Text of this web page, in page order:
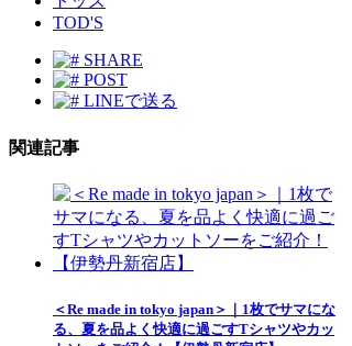
TOD'S
SHARE
POST
LINEで送る
関連記事
＜Re made in tokyo japan＞｜1枚でサマにな
る、夏を品よく快適に過ごすTシャツやカッ